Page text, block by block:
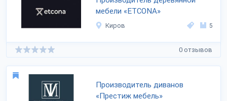
мебели «ETCONA»
Киров 5
0 отзывов
Производитель диванов
«Престиж мебель»